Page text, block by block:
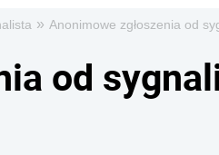
» Anonimowe zgłoszenia od
od